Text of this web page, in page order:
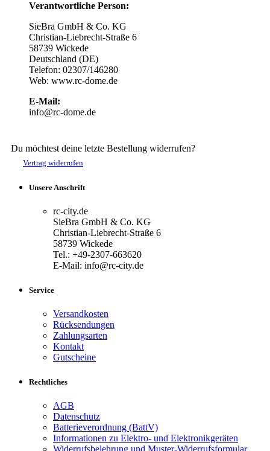
Verantwortliche Person:
SieBra GmbH & Co. KG
Christian-Liebrecht-Straße 6
58739 Wickede
Deutschland (DE)
Telefon: 02307/146280
Web: www.rc-dome.de
E-Mail:
info@rc-dome.de
Du möchtest deine letzte Bestellung widerrufen?
Vertrag widerrufen
Unsere Anschrift
rc-city.de
SieBra GmbH & Co. KG
Christian-Liebrecht-Straße 6
58739 Wickede
Tel.: +49-2307-663620
E-Mail: info@rc-city.de
Service
Versandkosten
Rücksendungen
Zahlungsarten
Kontakt
Gutscheine
Rechtliches
AGB
Datenschutz
Batterieverordnung (BattV)
Informationen zu Elektro- und Elektronikgeräten